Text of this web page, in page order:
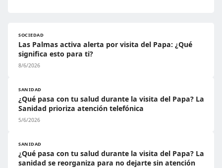
SOCIEDAD
Las Palmas activa alerta por visita del Papa: ¿Qué
significa esto para ti?
8/6/2026
SANIDAD
¿Qué pasa con tu salud durante la visita del Papa? La
Sanidad prioriza atención telefónica
5/6/2026
SANIDAD
¿Qué pasa con tu salud durante la visita del Papa? La
sanidad se reorganiza para no dejarte sin atención